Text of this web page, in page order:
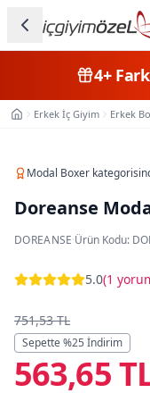
Kategorileri
Erkek
Çocuk
Fantazi
Büyük
Markalar
4+
Ana SayfaErkek İç Giyim Erkek
Modal Boxer
Doreanse
DOREANSE·Ürün Kodu:
5.0(1
751,53 TL
Sepette %25 İndirim
563,65